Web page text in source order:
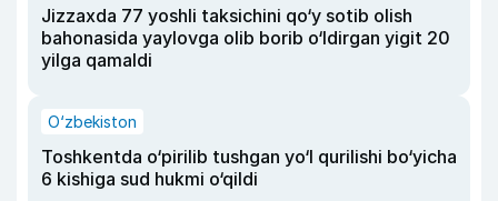
Jizzaxda 77 yoshli taksichini qo‘y sotib olish
bahonasida yaylovga olib borib o‘ldirgan yigit 20
yilga qamaldi
O‘zbekiston
Toshkentda o‘pirilib tushgan yo‘l qurilishi bo‘yicha
6 kishiga sud hukmi o‘qildi